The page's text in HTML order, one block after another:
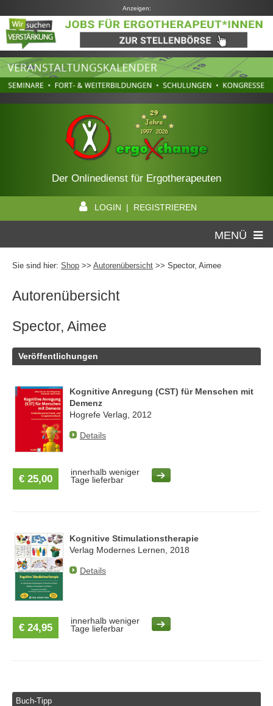
Anzeigen:
Der Onlinedienst für Ergotherapeuten
LOGIN | REGISTRIEREN
MENÜ
Sie sind hier: Shop >> Autorenübersicht >> Spector, Aimee
Autorenübersicht
Spector, Aimee
Veröffentlichungen
Kognitive Anregung (CST) für Menschen mit
Demenz
Hogrefe Verlag, 2012
Details
€ 25,00
innerhalb weniger
Tage lieferbar
Kognitive Stimulationstherapie
Verlag Modernes Lernen, 2018
Details
€ 24,95
innerhalb weniger
Tage lieferbar
Buch-Tipp